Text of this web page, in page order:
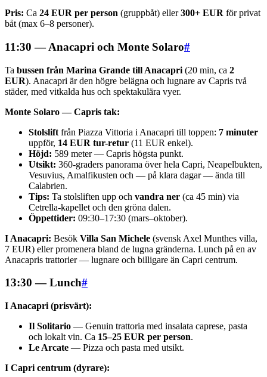
Pris: Ca 24 EUR per person (gruppbåt) eller300+ EUR för privat
båt (max 6–8 personer).
11:30 — Anacapri och Monte Solaro#
Ta bussen från Marina Grande till Anacapri (20 min, ca 2
EUR). Anacapri är den högre belägna och lugnare av Capris två
städer, med vitkalda hus och spektakulära vyer.
Monte Solaro — Capris tak:
Stolslift från Piazza Vittoria i Anacapri till toppen: 7 minuter
uppför, 14 EUR tur-retur (11 EUR enkel).
Höjd: 589 meter — Capris högsta punkt.
Utsikt: 360-graders panorama över hela Capri, Neapelbukten,
Vesuvius, Amalfikusten och — på klara dagar — ända till
Calabrien.
Tips: Ta stolsliften upp och vandra ner (ca 45 min) via
Cetrella-kapellet och den gröna dalen.
Öppettider: 09:30–17:30 (mars–oktober).
I Anacapri: Besök Villa San Michele (svensk Axel Munthes villa,
7 EUR) eller promenera bland de lugna gränderna. Lunch på en av
Anacapris trattorier — lugnare och billigare än Capri centrum.
13:30 — Lunch#
I Anacapri (prisvärt):
Il Solitario — Genuin trattoria med insalata caprese, pasta
och lokalt vin. Ca 15–25 EUR per person.
Le Arcate — Pizza och pasta med utsikt.
I Capri centrum (dyrare):